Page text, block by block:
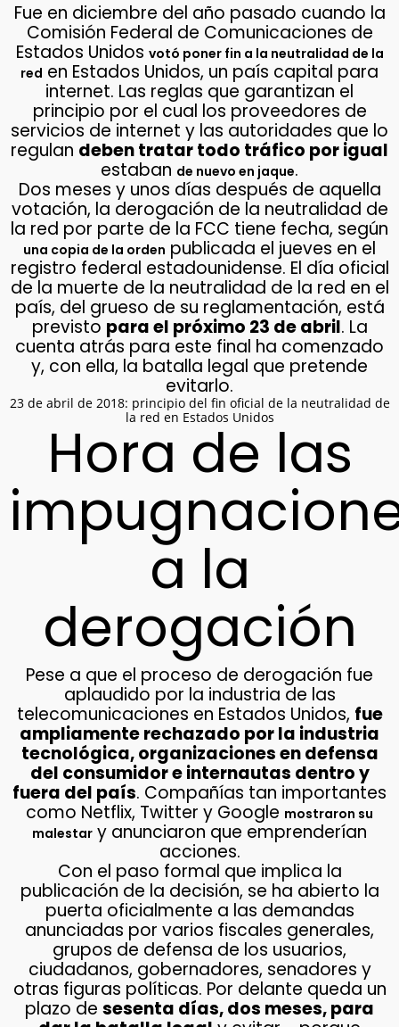
Fue en diciembre del año pasado cuando la
Comisión Federal de Comunicaciones de
Estados Unidos votó poner fin a la neutralidad de la
red en Estados Unidos, un país capital para
internet. Las reglas que garantizan el
principio por el cual los proveedores de
servicios de internet y las autoridades que lo
regulan deben tratar todo tráfico por igual
estaban de nuevo en jaque.
Dos meses y unos días después de aquella
votación, la derogación de la neutralidad de
la red por parte de la FCC tiene fecha, según
una copia de la orden publicada el jueves en el
registro federal estadounidense. El día oficial
de la muerte de la neutralidad de la red en el
país, del grueso de su reglamentación, está
previsto para el próximo 23 de abril. La
cuenta atrás para este final ha comenzado
y, con ella, la batalla legal que pretende
evitarlo.
23 de abril de 2018: principio del fin oficial de la neutralidad de
la red en Estados Unidos
Hora de las
a la
derogación
Pese a que el proceso de derogación fue
aplaudido por la industria de las
telecomunicaciones en Estados Unidos, fue
ampliamente rechazado por la industria
tecnológica, organizaciones en defensa
del consumidor e internautas dentro y
fuera del país. Compañías tan importantes
como Netflix, Twitter y Google mostraron su
malestar y anunciaron que emprenderían
acciones.
Con el paso formal que implica la
publicación de la decisión, se ha abierto la
puerta oficialmente a las demandas
anunciadas por varios fiscales generales,
grupos de defensa de los usuarios,
ciudadanos, gobernadores, senadores y
otras figuras políticas. Por delante queda un
plazo de sesenta días, dos meses, para